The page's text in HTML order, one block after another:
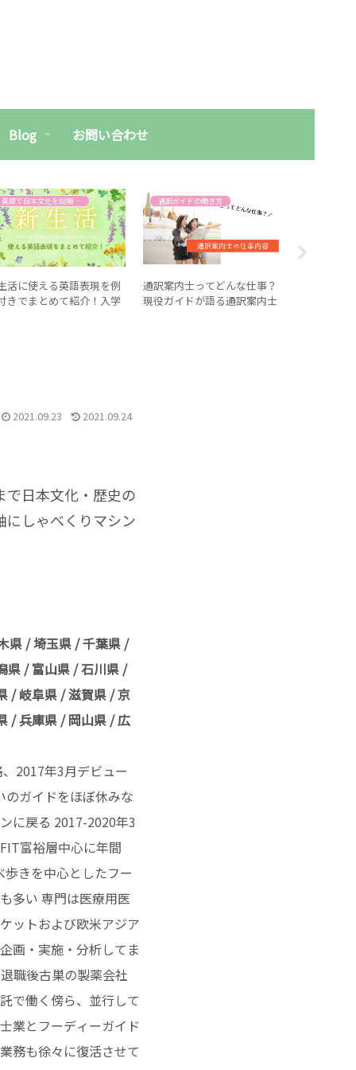
Blog お問い合わせ
英語で日本文化を説明する
活に使える英語表現を例
きでまとめて紹介！入学
通訳ガイドの働き方
通訳案内士ってどんな仕事？
現役ガイドが語る通訳案内士
2021.09.23 2021.09.24
で日本文化・歴史の
にしゃべくりマシン
県 / 埼玉県 / 千葉県 /
県 / 富山県 / 石川県 /
/ 岐阜県 / 滋賀県 / 京
/ 兵庫県 / 岡山県 / 広
2017年3月デビュー
ガイドをほぼ休みな
に戻る 2017-2020年3
富裕層中心に年間
きを中心としたフー
多い 専門は医療用医
ットおよび欧米アジア
画・実施・分析してま
職後古巣の製薬会社
で働く傍ら、並行して
業とフーディーガイド
務も徐々に復活させて